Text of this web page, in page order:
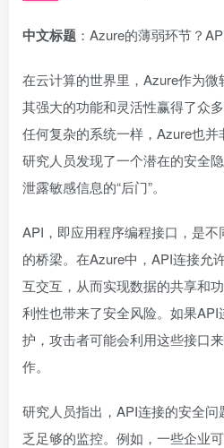
中文标题 ：Azure的薄弱环节？
在云计算的世界里，Azure作为
其强大的功能和灵活性赢得了众
任何复杂的系统一样，Azure也
研究人员发现了一个潜在的安全
泄露敏感信息的“后门”。
API，即应用程序编程接口，是
的桥梁。在Azure中，API连接允
互交互，从而实现数据的共享和
利性也带来了安全风险。如果
护，攻击者可能会利用这些接口
作。
研究人员指出，API连接的安全
乏足够的监控。例如，一些企业